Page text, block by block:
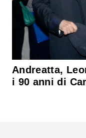
Andreatta,
i 90 anni di